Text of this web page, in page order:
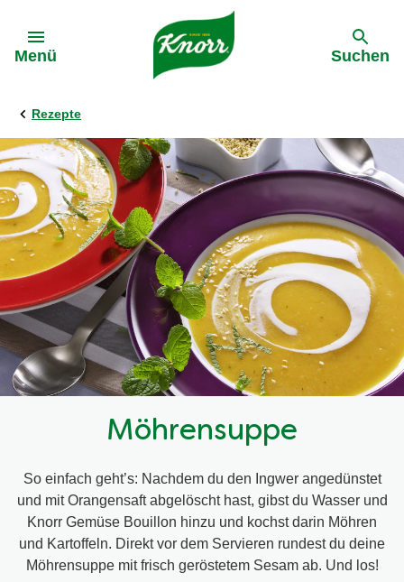
Menü Suchen
Rezepte
Möhrensuppe
So einfach geht’s: Nachdem du den Ingwer angedünstet
und mit Orangensaft abgelöscht hast, gibst du Wasser und
Knorr Gemüse Bouillon hinzu und kochst darin Möhren
und Kartoffeln. Direkt vor dem Servieren rundest du deine
Möhrensuppe mit frisch geröstetem Sesam ab. Und los!